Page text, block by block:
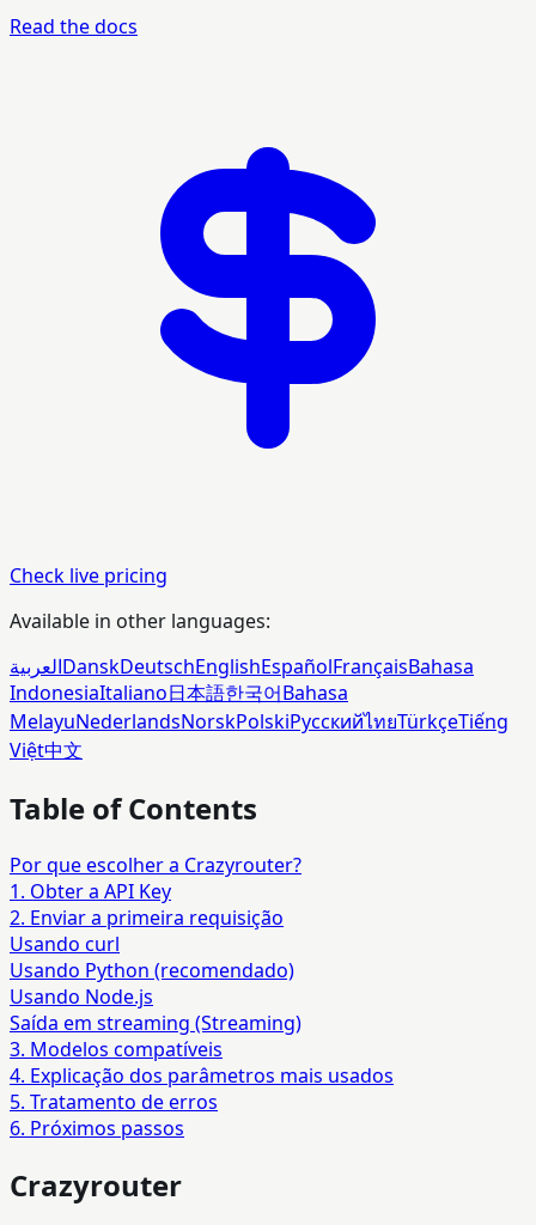
Read the docs
Check live pricing
Available in other languages:
العربيةDanskDeutschEnglishEspañolFrançaisBahasa
IndonesiaItaliano日本語한국어Bahasa
MelayuNederlandsNorskPolskiРусскийไทยTürkçeTiếng
Việt中文
Table of Contents
Por que escolher a Crazyrouter?
1. Obter a API Key
2. Enviar a primeira requisição
Usando curl
Usando Python (recomendado)
Usando Node.js
Saída em streaming (Streaming)
3. Modelos compatíveis
4. Explicação dos parâmetros mais usados
5. Tratamento de erros
6. Próximos passos
Crazyrouter